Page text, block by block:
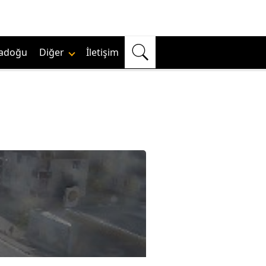
Diğer İletişim